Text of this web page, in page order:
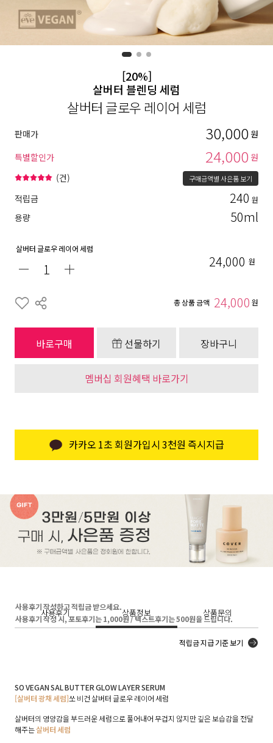
[20%]
살버터 블렌딩 세럼
살버터 글로우 레이어 세럼
판매가 30,000 원
특별할인가
24,000 원
(건) 구매금액별 사은품 보기
적립금 240 원
용량 50ml
살버터 글로우 레이어 세럼
24,000 원
총 상품 금액 24,000 원
바로구매 선물하기 장바구니
멤버십 회원혜택 바로가기
카카오 1초 회원가입시 3천원 즉시지급
사용후기 상품정보 상품문의
사용후기 작성하고 적립금 받으세요.
사용후기 작성 시, 포토후기는 1,000원 / 텍스트후기는 500원을 드립니다.
적립금 지급 기준 보기
SO VEGAN SAL BUTTER GLOW LAYER SERUM
[살버터 광채 세럼]쏘 비건 살버터 글로우 레이어 세럼
살버터의 영양감을 부드러운 세럼으로 풀어내어 무겁지 않지만 깊은 보습감을 전달
해주는살버터 세럼